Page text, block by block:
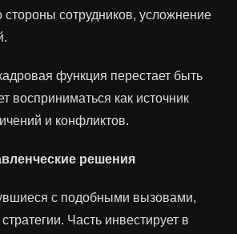
стороны сотрудников, усложнение
функция перестает быть
восприниматься как источник
и конфликтов.
решения
с подобными вызовами,
Часть инвестирует в